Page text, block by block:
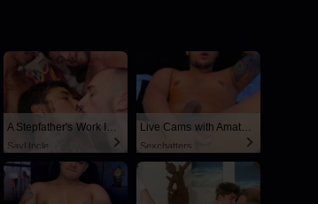
A Stepfather's Work Is Never Done
SayUncle
Live Cams with Amateur Men
Sexchatters